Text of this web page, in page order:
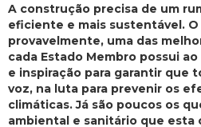
A construção precisa de um
eficiente e mais sustentável. O
provavelmente, uma das
cada Estado Membro possui
e inspiração para garantir que
voz, na luta para prevenir os
climáticas. Já são poucos os
ambiental e sanitário que esta